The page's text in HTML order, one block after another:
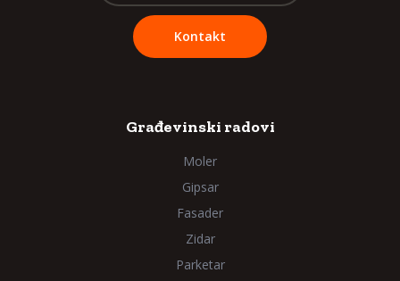
Kontakt
Građevinski radovi
Moler
Gipsar
Fasader
Zidar
Parketar